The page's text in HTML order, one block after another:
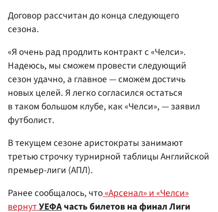
Договор рассчитан до конца следующего
сезона.
«Я очень рад продлить контракт с «Челси».
Надеюсь, мы сможем провести следующий
сезон удачно, а главное — сможем достичь
новых целей. Я легко согласился остаться
в таком большом клубе, как «Челси», — заявил
футболист.
В текущем сезоне аристократы занимают
третью строчку турнирной таблицы Английской
премьер-лиги (АПЛ).
Ранее сообщалось, что«Арсенал» и «Челси»
вернутУЕФАчасть билетов на финал Лиги